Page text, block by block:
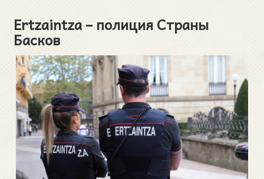
Ertzaintza – полиция Страны
Басков